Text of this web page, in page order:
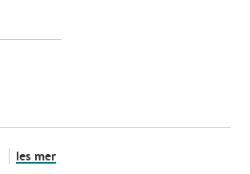
les mer